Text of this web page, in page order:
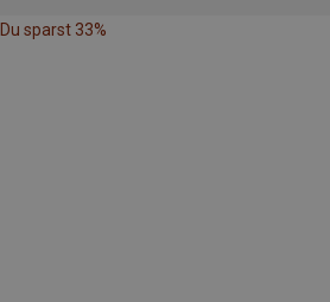
Du sparst 33%